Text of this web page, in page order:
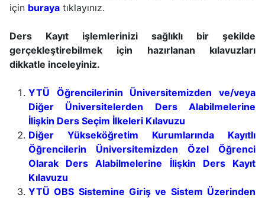
için buraya tıklayınız.
Ders Kayıt işlemlerinizi sağlıklı bir şekilde
gerçekleştirebilmek için hazırlanan kılavuzları
dikkatle inceleyiniz.
YTÜ Öğrencilerinin Üniversitemizden ve/veya
Diğer Üniversitelerden Ders Alabilmelerine
İlişkin Ders Seçim İlkeleri Kılavuzu
Diğer Yükseköğretim Kurumlarında Kayıtlı
Öğrencilerin Üniversitemizden Özel Öğrenci
Olarak Ders Alabilmelerine İlişkin Ders Kayıt
Kılavuzu
YTÜ OBS Sistemine Giriş ve Sistem Üzerinden